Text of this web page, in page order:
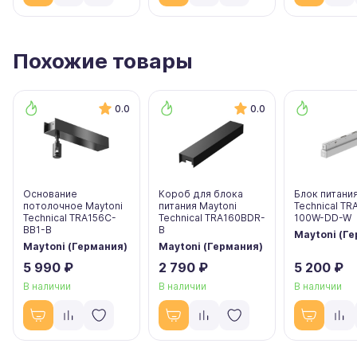
Похожие товары
0.0
Основание
потолочное Maytoni
Technical TRA156C-
BB1-B
Maytoni (Германия)
5 990 ₽
В наличии
0.0
Короб для блока
питания Maytoni
Technical TRA160BDR-
B
Maytoni (Германия)
2 790 ₽
В наличии
Блок
Technical
100W-DD-W
Maytoni
5 200 ₽
В наличии